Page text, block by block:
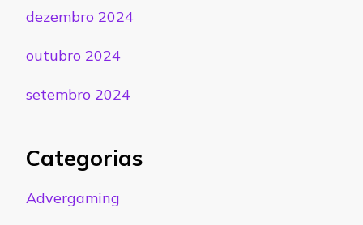
dezembro 2024
outubro 2024
setembro 2024
Categorias
Advergaming